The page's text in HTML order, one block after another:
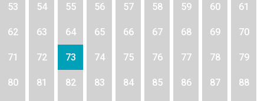
53 54 55 56 57 58 59 60 61
62 63 64 65 66 67 68 69 70
71 72 73 74 75 76 77 78 79
80 81 82 83 84 85 86 87 88